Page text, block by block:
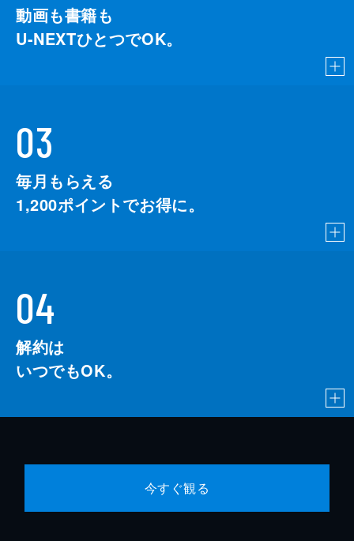
動画も書籍も
U-NEXTひとつでOK。
03
毎月もらえる
1,200ポイントでお得に。
04
解約は
いつでもOK。
今すぐ観る